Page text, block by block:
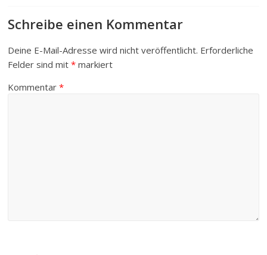
Schreibe einen Kommentar
Deine E-Mail-Adresse wird nicht veröffentlicht. Erforderliche
Felder sind mit* markiert
Kommentar*